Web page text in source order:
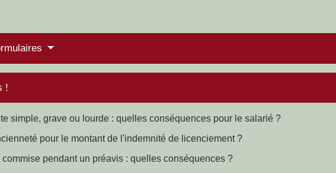
!
simple, grave ou lourde : quelles conséquences pour le salarié ?
pour le montant de l'indemnité de licenciement ?
pendant un préavis : quelles conséquences ?